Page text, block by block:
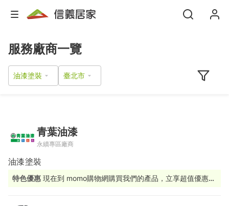
服務廠商一覽
油漆塗裝
青葉油漆
永續專區廠商
油漆塗裝
特色優惠 現在到 momo購物網購買我們的產品，立享超值優惠